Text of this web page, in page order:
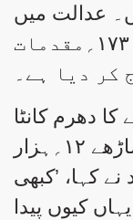
عدالت میں
۲۹۶ مقدمات زیر التوا ہیں اور ۱۷۳؍مقدمات
کر دیا ہے۔
دھرم کانٹا
جل گیا، تاہم انہیں صرف ساڑھے ۱۲؍ہزار
کہا، ’کبھی
کیوں پیدا